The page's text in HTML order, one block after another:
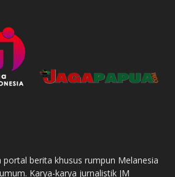
portal berita khusus rumpun Melanesia
Karya-karya jurnalistik JM